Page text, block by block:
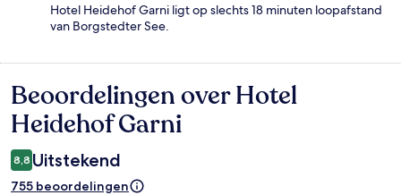
Hotel Heidehof Garni ligt op slechts 18 minuten loopafstand
van Borgstedter See.
Beoordelingen
Beoordelingen over Hotel
Heidehof Garni
8,8 Uitstekend
755 beoordelingen